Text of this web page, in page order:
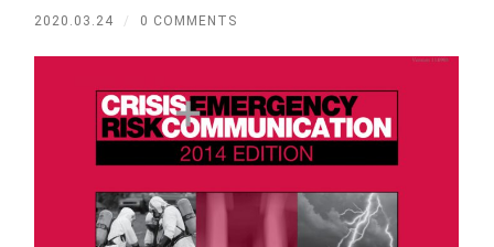
2020.03.24 / 0 COMMENTS